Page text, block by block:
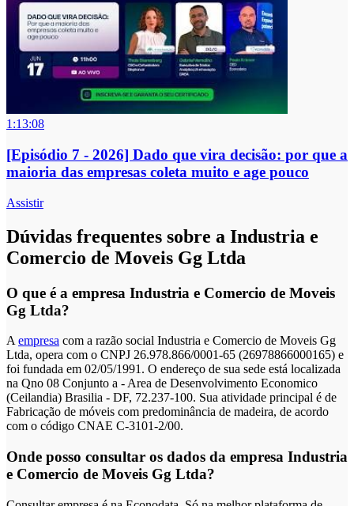
1:13:08
[Episódio 7 - 2026] Dado que vira decisão: por que a
maioria das empresas coleta muito e age pouco
Assistir
Dúvidas frequentes sobre a Industria e
Comercio de Moveis Gg Ltda
O que é a empresa Industria e Comercio de Moveis
Gg Ltda?
A empresa com a razão social Industria e Comercio de Moveis Gg
Ltda, opera com o CNPJ 26.978.866/0001-65 (26978866000165) e
foi fundada em 02/05/1991. O endereço de sua sede está localizada
na Qno 08 Conjunto a - Area de Desenvolvimento Economico
(Ceilandia) Brasilia - DF, 72.237-100. Sua atividade principal é de
Fabricação de móveis com predominância de madeira, de acordo
com o código CNAE C-3101-2/00.
Onde posso consultar os dados da empresa Industria
e Comercio de Moveis Gg Ltda?